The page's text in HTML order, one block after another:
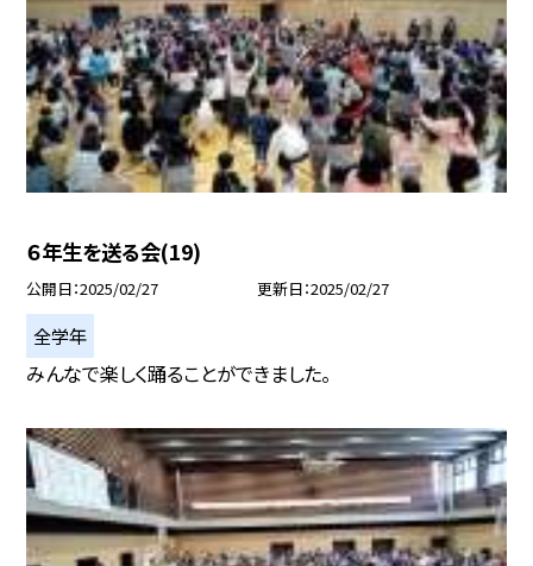
６年生を送る会(19)
公開日 2025/02/27 更新日 2025/02/27
全学年
みんなで楽しく踊ることができました。